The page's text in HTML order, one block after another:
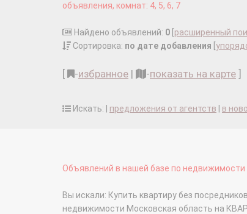
объявления, комнат: 4, 5, 6, 7
Найдено объявлений: 0 расширенный
Сортировка: по дате добавления
-избранное | -показать на карте
Искать: | предложения от агентств в
Объявлений в нашей базе по недвижимости
Вы искали: Купить квартиру без
недвижимости Московская область на